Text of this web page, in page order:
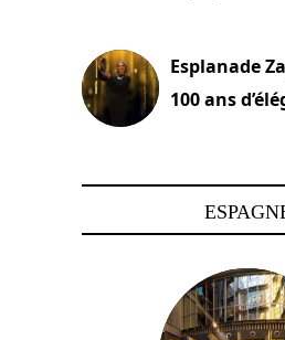
Esplanade
100 ans